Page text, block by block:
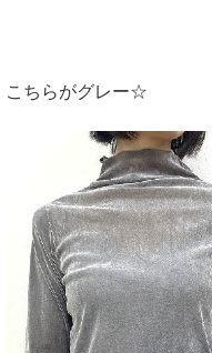
こちらがグレー☆